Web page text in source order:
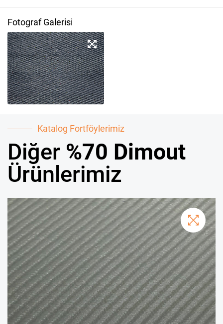
Fotograf Galerisi
Katalog Fortföylerimiz
Diğer %70 Dimout
Ürünlerimiz